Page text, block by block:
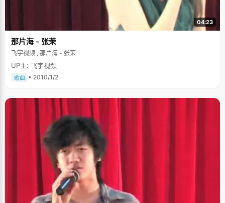
04:23
那片海 - 张茉
飞宇视频 , 那片海 - 张茉
UP主: 飞宇视频
歌曲 • 2010/1/2